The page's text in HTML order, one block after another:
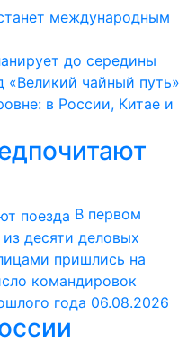
до середины
«Великий чайный путь»
в России, Китае и
В первом
десяти деловых
пришлись на
командировок
года 06.08.2026